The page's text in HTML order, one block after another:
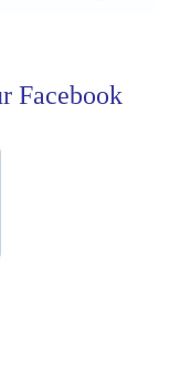
Facebook